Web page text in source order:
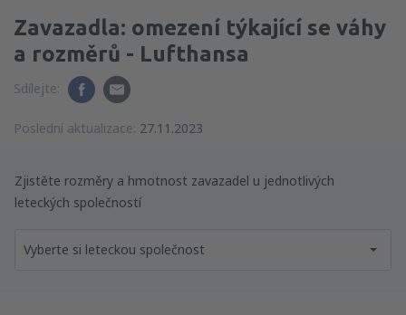
Zavazadla: omezení týkající se váhy
a rozměrů - Lufthansa
Sdílejte:
Poslední aktualizace: 27.11.2023
Zjistěte rozměry a hmotnost zavazadel u jednotlivých
leteckých společností
Vyberte si leteckou společnost